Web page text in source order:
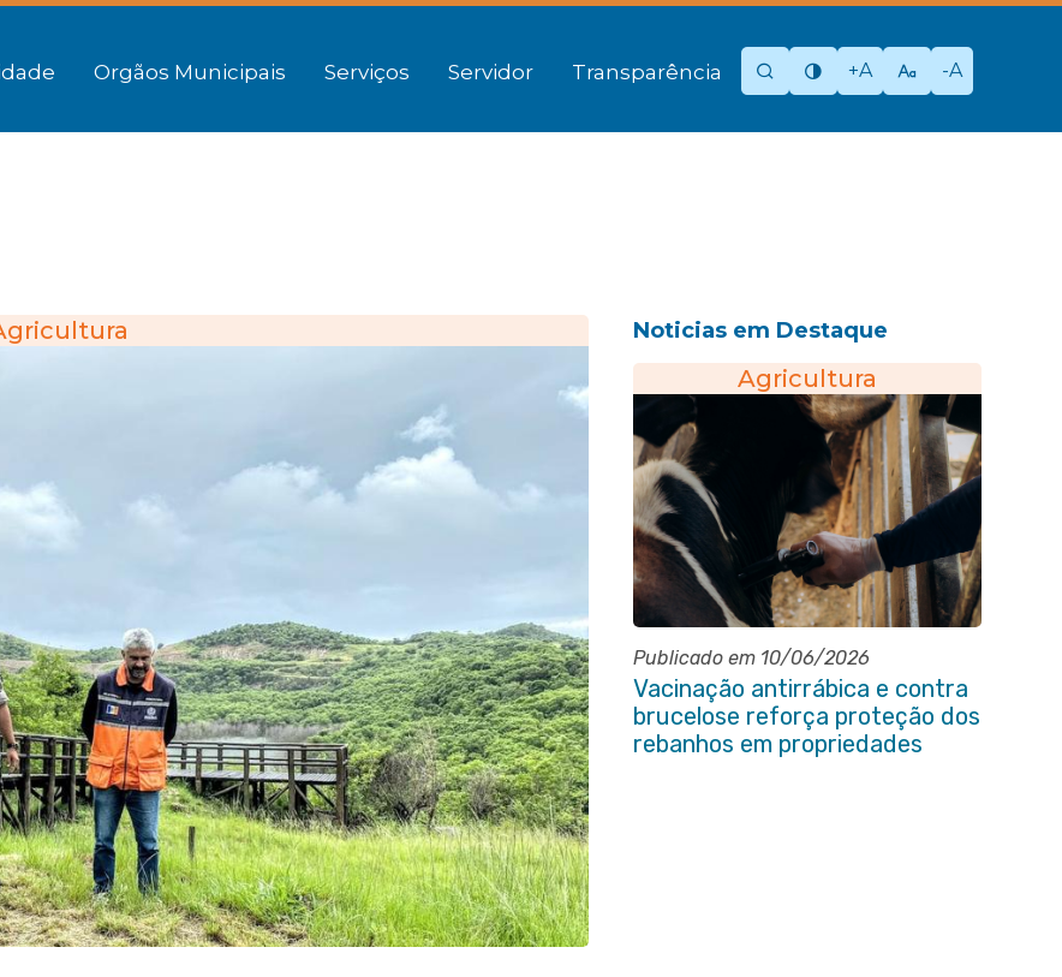
Orgãos Municipais Serviços Servidor Transparência +A -A
Noticias em Destaque
Agricultura
Publicado em 10/06/2026
Vacinação antirrábica e contra
brucelose reforça proteção dos
rebanhos em propriedades